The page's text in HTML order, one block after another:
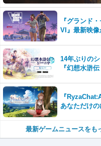
に早期アクセス開始
『グランド
VI』最新映
14年ぶりの
『幻想水滸
『
あなただけ
テムはこれま
最新ゲームニュースをも